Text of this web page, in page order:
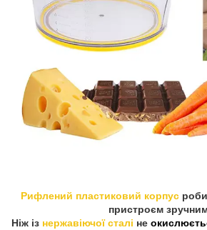
Рифлений пластиковий корпус
пристроєм
Ніж із нержавіючої сталі не